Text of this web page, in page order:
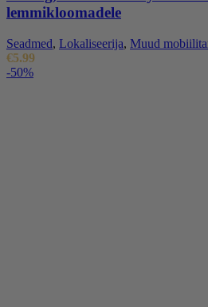
lemmikloomadele
Seadmed, Lokaliseerija, Muud
€5.99
-50%